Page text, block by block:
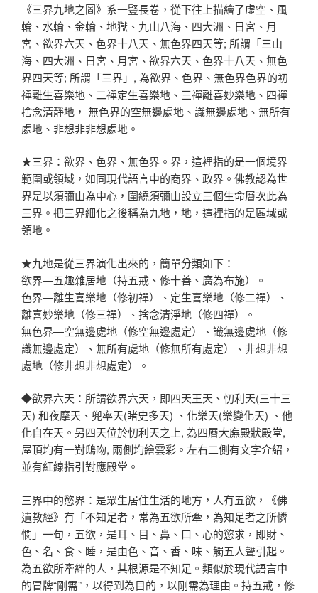
《三界九地之圖》系一豎長卷，從下往上描繪了虛空、風
輪、水輪、金輪、地獄、九山八海、四大洲、日宮、月
宮、欲界六天、色界十八天、無色界四天等; 所謂「三山
海、四大洲、日宮、月宮、欲界六天、色界十八天、無色
界四天等; 所謂「三界」, 為欲界、色界、無色界色界的初
禪離生喜樂地、二禪定生喜樂地、三禪離喜妙樂地、四禪
捨念清靜地， 無色界的空無邊處地、識無邊處地、無所有
處地、非想非非想處地。
★三界：欲界、色界、無色界。界，這裡指的是一個境界
範圍或領域，如同現代語言中的商界、政界。佛教認為世
界是以須彌山為中心，圍繞須彌山設立三個生命層次此為
三界。把三界細化之後稱為九地，地，這裡指的是區域或
領地。
★九地是從三界演化出來的，簡單分類如下：
欲界—五趣雜居地（持五戒、修十善、廣為布施）。
色界—離生喜樂地（修初禪）、定生喜樂地（修二禪）、
離喜妙樂地（修三禪）、捨念清淨地（修四禪）。
無色界—空無邊處地（修空無邊處定）、識無邊處地（修
識無邊處定）、無所有處地（修無所有處定）、非想非想
處地（修非想非想處定）。
◆欲界六天：所謂欲界六天，即四天王天、忉利天(三十三
天) 和夜摩天、兜率天(睹史多天) 、化樂天(樂變化天) 、他
化自在天。另四天位於忉利天之上, 為四層大廡殿狀殿堂,
屋頂均有一對鴟吻, 兩側均繪雲彩。左右二側有文字介紹，
並有紅線指引對應殿堂。
三界中的慾界：是眾生居住生活的地方，人有五欲，《佛
遺教經》有「不知足者，常為五欲所牽，為知足者之所憐
憫」一句，五欲，是耳、目、鼻、口、心的慾求，即財、
色、名、食、睡，是由色、音、香、味、觸五人聲引起。
為五欲所牽絆的人，其根源是不知足。類似於現代語言中
的冒牌“剛需”，以得到為目的，以剛需為理由。持五戒，修